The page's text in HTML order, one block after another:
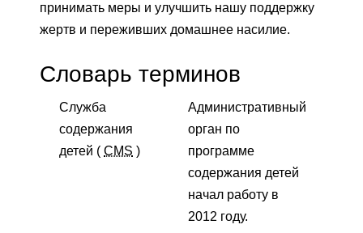
принимать меры и улучшить нашу поддержку
жертв и переживших домашнее насилие.
Словарь терминов
Служба
содержания
детей ( CMS )
Административный
орган по
программе
содержания детей
начал работу в
2012 году.